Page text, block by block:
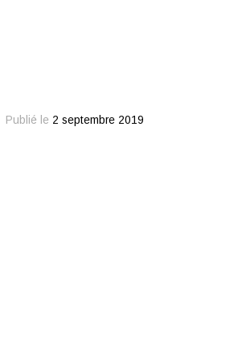
Publié le 2 septembre 2019